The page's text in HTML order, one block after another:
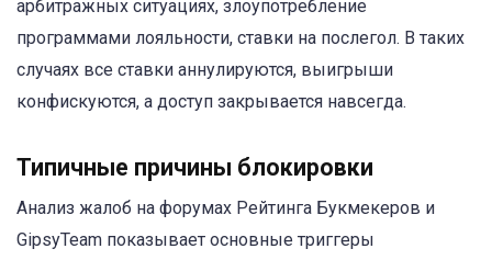
арбитражных ситуациях, злоупотребление
программами лояльности, ставки на послегол. В таких
случаях все ставки аннулируются, выигрыши
конфискуются, а доступ закрывается навсегда.
Типичные причины блокировки
Анализ жалоб на форумах Рейтинга Букмекеров и
GipsyTeam показывает основные триггеры